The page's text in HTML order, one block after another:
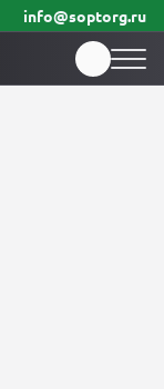
info@soptorg.ru